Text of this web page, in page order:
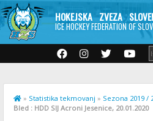
HOKEJSKA ZVEZA
ICE HOCKEY FEDERATION OF
» Statistika tekmovanj » Sezona 2019 /
Bled : HDD SIJ Acroni Jesenice, 20.01.2020